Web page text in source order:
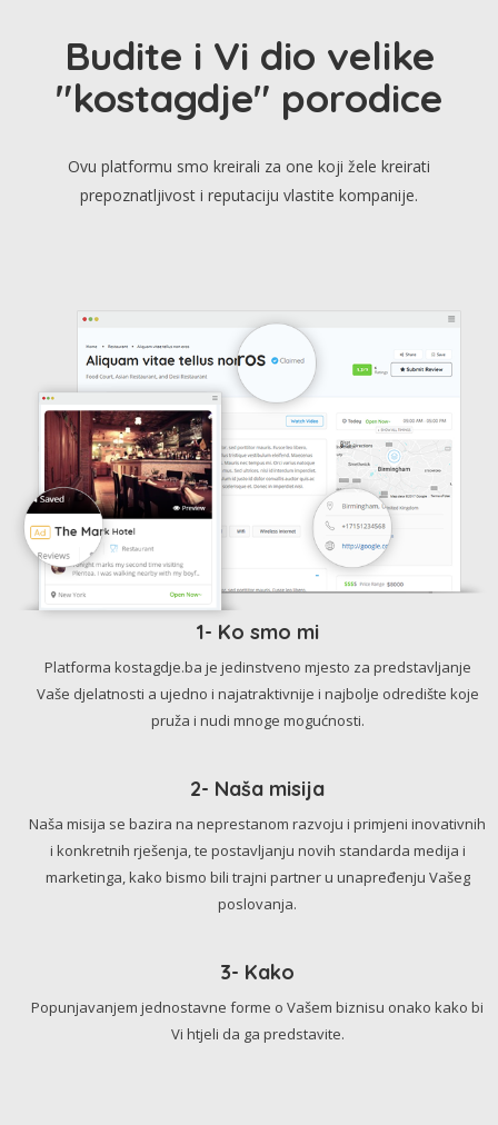
Budite i Vi dio velike
"kostagdje" porodice
Ovu platformu smo kreirali za one koji žele kreirati
prepoznatljivost i reputaciju vlastite kompanije.
1- Ko smo mi
Platforma kostagdje.ba je jedinstveno mjesto za predstavljanje
Vaše djelatnosti a ujedno i najatraktivnije i najbolje odredište koje
pruža i nudi mnoge mogućnosti.
2- Naša misija
Naša misija se bazira na neprestanom razvoju i primjeni inovativnih
i konkretnih rješenja, te postavljanju novih standarda medija i
marketinga, kako bismo bili trajni partner u unapređenju Vašeg
poslovanja.
3- Kako
Popunjavanjem jednostavne forme o Vašem biznisu onako kako bi
Vi htjeli da ga predstavite.